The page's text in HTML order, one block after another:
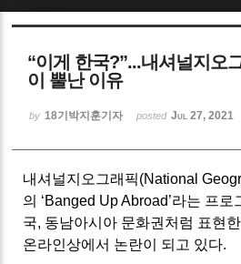
“이게 한국?”...내셔널지오
이 뿔난 이유
by 18기박지훈기자 posted Jul 27, 2021
내셔널지오그래픽(National
의 ‘Banged Up Abroad’라는 프로
국, 동남아시아 문화권처럼 표현
온라인상에서 논란이 되고 있다.
Sketchbook5, 스
Sketchbook5, 스